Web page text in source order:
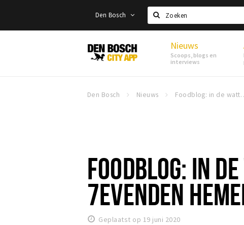
Den Bosch
Zoeken
Den
Bosch
Nieuws
Scoops, blogs en
interviews
Den Bosch Nieuws Foodblog: in de
FOODBLOG: IN
7EVENDEN
Geplaatst op 19 juni 2020